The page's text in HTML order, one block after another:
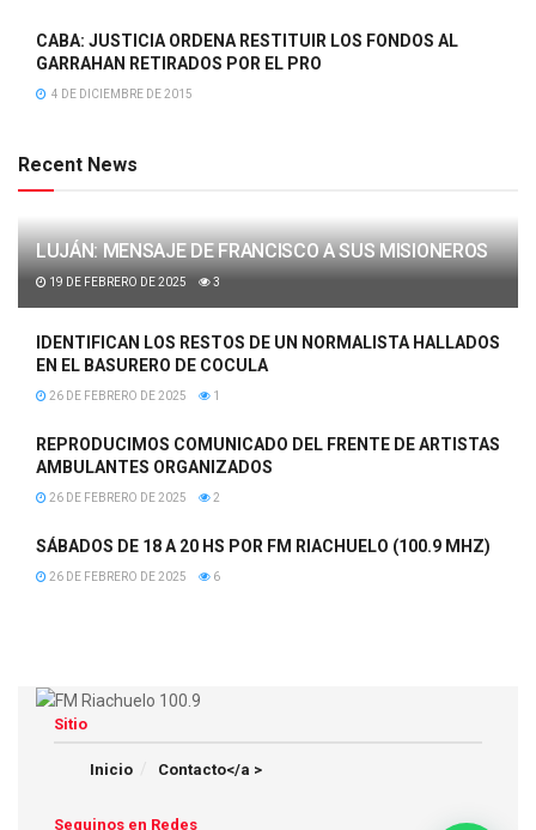
CABA: JUSTICIA ORDENA RESTITUIR LOS FONDOS AL
GARRAHAN RETIRADOS POR EL PRO
4 DE DICIEMBRE DE 2015
Recent News
LUJÁN: MENSAJE DE FRANCISCO A SUS MISIONEROS
19 DE FEBRERO DE 2025 3
IDENTIFICAN LOS RESTOS DE UN NORMALISTA HALLADOS
EN EL BASURERO DE COCULA
26 DE FEBRERO DE 2025 1
REPRODUCIMOS COMUNICADO DEL FRENTE DE ARTISTAS
AMBULANTES ORGANIZADOS
26 DE FEBRERO DE 2025 2
SÁBADOS DE 18 A 20 HS POR FM RIACHUELO (100.9 MHZ)
26 DE FEBRERO DE 2025 6
Sitio
Inicio Contacto</a >
Seguinos en Redes